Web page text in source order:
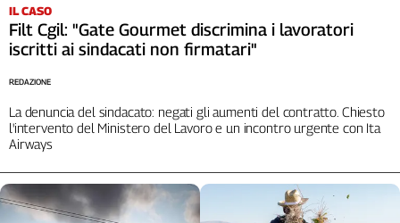
redazione
Newsletter
Social
IL CASO
Filt Cgil: "Gate Gourmet discrimina i lavoratori
iscritti ai sindacati non firmatari"
La denuncia del sindacato: negati gli aumenti del contratto. Chiesto
l'intervento del Ministero del Lavoro e un incontro urgente con Ita
Airways
REDAZIONE